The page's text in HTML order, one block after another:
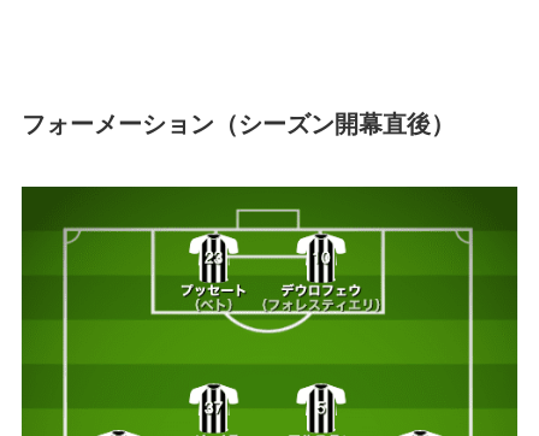
フォーメーション（シーズン開幕直後）